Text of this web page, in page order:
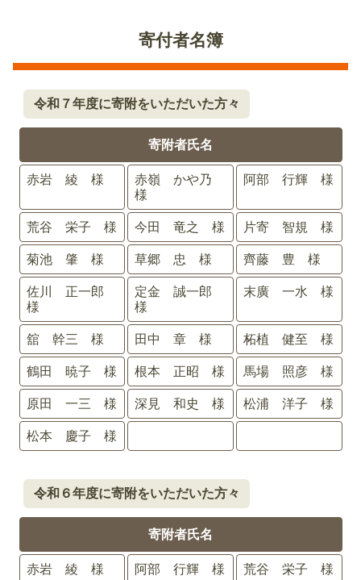
寄付者名簿
令和７年度に寄附をいただいた方々
寄附者氏名
赤岩 綾 様
赤嶺 かや乃
様
阿部 行輝 様
荒谷 栄子 様 今田 竜之 様 片寄 智規 様
菊池 肇 様 草郷 忠 様 齊藤 豊 様
佐川 正一郎
様
定金 誠一郎
様
末廣 一水 様
舘 幹三 様 田中 章 様 柘植 健至 様
鶴田 暁子 様 根本 正昭 様 馬場 照彦 様
原田 一三 様 深見 和史 様 松浦 洋子 様
松本 慶子 様
令和６年度に寄附をいただいた方々
寄附者氏名
赤岩 綾 様 阿部 行輝 様 荒谷 栄子 様